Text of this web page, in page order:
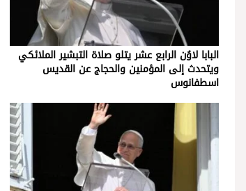
البابا لاوُن الرابع عشر يتلو صلاة التبشير الملائكي
ويتحدث إلى المؤمنين والحجاج عن القديس
اسطفانوس